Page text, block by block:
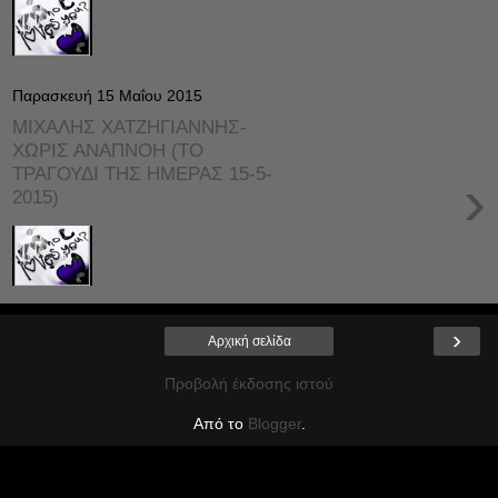
Παρασκευή 15 Μαΐου 2015
ΜΙΧΑΛΗΣ ΧΑΤΖΗΓΙΑΝΝΗΣ-
ΧΩΡΙΣ ΑΝΑΠΝΟΗ (ΤΟ
ΤΡΑΓΟΥΔΙ ΤΗΣ ΗΜΕΡΑΣ 15-5-
2015)
›
›
Αρχική σελίδα
Προβολή έκδοσης ιστού
Από το Blogger.